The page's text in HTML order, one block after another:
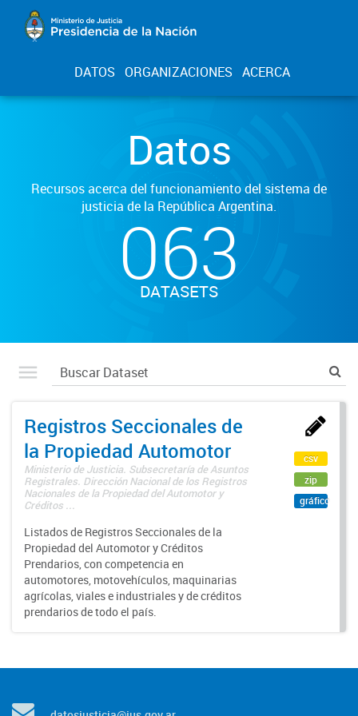
DATOS ORGANIZACIONES ACERCA
Datos
Recursos acerca del funcionamiento del sistema de
justicia de la República Argentina.
063
DATASETS
Registros Seccionales de
la Propiedad Automotor
Ministerio de Justicia. Subsecretaría de Asuntos
Registrales. Dirección Nacional de los Registros
Nacionales de la Propiedad del Automotor y
Créditos ...
Listados de Registros Seccionales de la
Propiedad del Automotor y Créditos
Prendarios, con competencia en
automotores, motovehículos, maquinarias
agrícolas, viales e industriales y de créditos
prendarios de todo el país.
csv
zip
gráfico